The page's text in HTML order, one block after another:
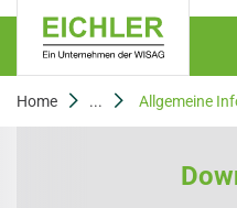
Home ... Allgemeine